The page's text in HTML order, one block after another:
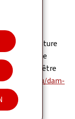
43.1)
nomenclature
ainsi qu'une
peuvent être
dam-
(Pdf)
source